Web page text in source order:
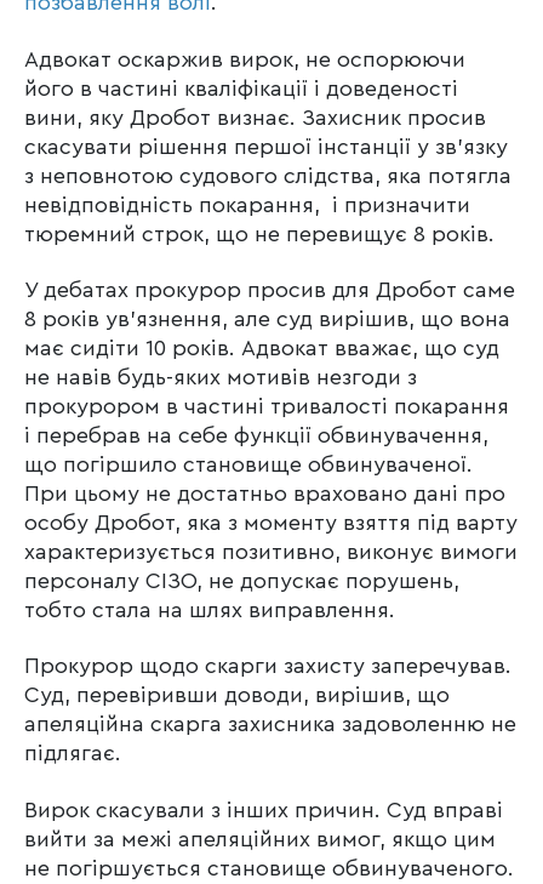
Адвокат оскаржив вирок, не оспорюючи
його в частині кваліфікації і доведеності
вини, яку Дробот визнає. Захисник просив
скасувати рішення першої інстанції у зв’язку
з неповнотою судового слідства, яка потягла
невідповідність покарання, і призначити
тюремний строк, що не перевищує 8 років.
У дебатах прокурор просив для Дробот саме
8 років ув’язнення, але суд вирішив, що вона
має сидіти 10 років. Адвокат вважає, що суд
не навів будь-яких мотивів незгоди з
прокурором в частині тривалості покарання
і перебрав на себе функції обвинувачення,
що погіршило становище обвинуваченої.
При цьому не достатньо враховано дані про
особу Дробот, яка з моменту взяття під варту
характеризується позитивно, виконує вимоги
персоналу СІЗО, не допускає порушень,
тобто стала на шлях виправлення.
Прокурор щодо скарги захисту заперечував.
Суд, перевіривши доводи, вирішив, що
апеляційна скарга захисника задоволенню не
підлягає.
Вирок скасували з інших причин. Суд вправі
вийти за межі апеляційних вимог, якщо цим
не погіршується становище обвинуваченого.